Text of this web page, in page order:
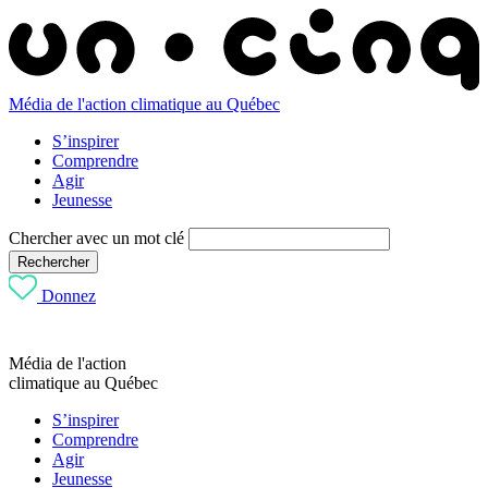
Média de l'action climatique au Québec
S’inspirer
Comprendre
Agir
Jeunesse
Chercher avec un mot clé
Rechercher
Donnez
Média de l'action
climatique au Québec
S’inspirer
Comprendre
Agir
Jeunesse